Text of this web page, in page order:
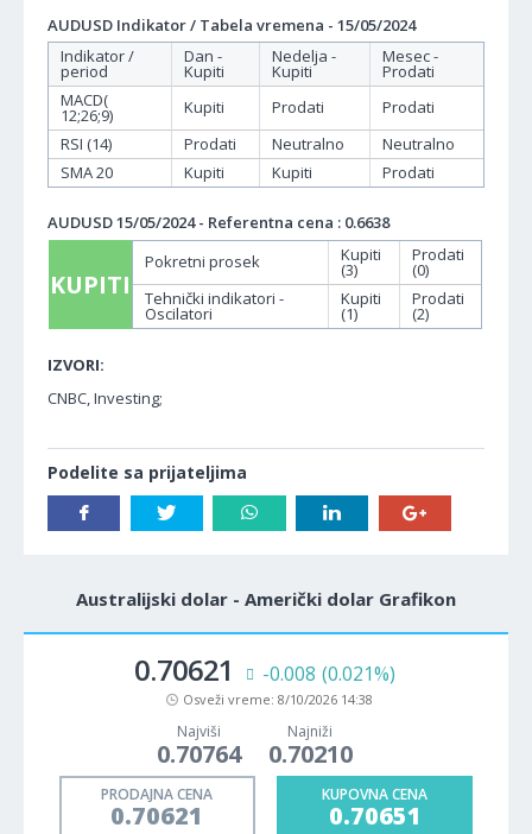
AUDUSD Indikator / Tabela vremena - 15/05/2024
Indikator /
period
Dan -
Kupiti
Nedelja -
Kupiti
Mesec -
Prodati
MACD(
12;26;9) Kupiti Prodati
Prodati
RSI (14)
Prodati Neutralno
Neutralno
SMA 20
Kupiti Kupiti Prodati
AUDUSD 15/05/2024 - Referentna cena : 0.6638
KUPITI
Pokretni prosek Kupiti
(3)
Prodati
(0)
Tehnički indikatori -
Oscilatori
Kupiti
(1)
Prodati
(2)
IZVORI:
CNBC, Investing;
Podelite sa prijateljima
Australijski dolar - Američki dolar Grafikon
0.70621 -0.008 (0.021%)
Osveži vreme: 8/10/2026 14:38
Najviši
0.70764
Najniži
0.70210
PRODAJNA CENA
0.70621
KUPOVNA CENA
0.70651